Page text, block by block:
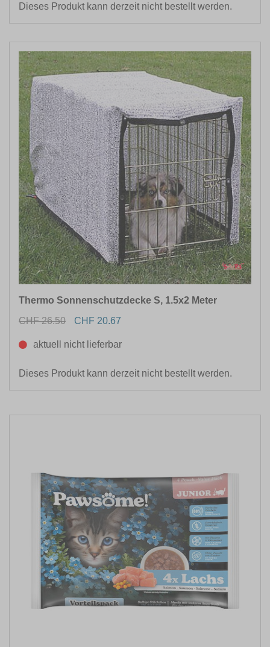
Dieses Produkt kann derzeit nicht bestellt werden.
Thermo Sonnenschutzdecke S, 1.5x2 Meter
CHF 26.50
CHF 20.67
aktuell nicht lieferbar
Dieses Produkt kann derzeit nicht bestellt werden.